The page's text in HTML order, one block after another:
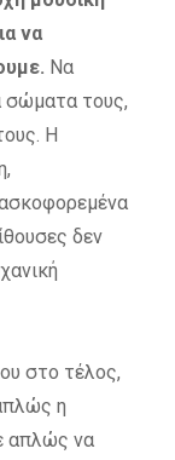
να
Να
σώματα τους,
Η
δεν
στο τέλος,
η
απλώς να